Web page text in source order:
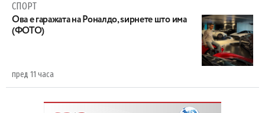
СПОРТ
Ова е гаражата на Роналдо, ѕирнете што има
(ФОТО)
пред 11 часа